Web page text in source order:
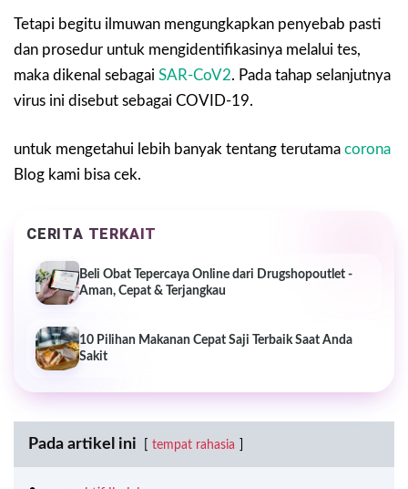
Tetapi begitu ilmuwan mengungkapkan penyebab pasti
dan prosedur untuk mengidentifikasinya melalui tes,
maka dikenal sebagai SAR-CoV2. Pada tahap selanjutnya
virus ini disebut sebagai COVID-19.
untuk mengetahui lebih banyak tentang terutama corona
Blog kami bisa cek.
CERITA TERKAIT
Beli Obat Tepercaya Online dari Drugshopoutlet -
Aman, Cepat & Terjangkau
10 Pilihan Makanan Cepat Saji Terbaik Saat Anda
Sakit
Pada artikel ini tempat rahasia